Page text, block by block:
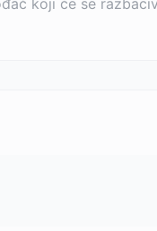
koji će se